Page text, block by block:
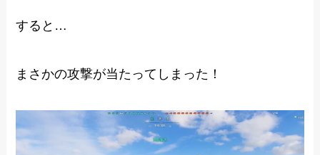
すると…
まさかの攻撃が当たってしまった！